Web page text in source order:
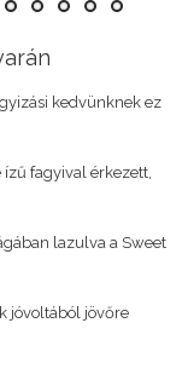
kedvünknek ez
fagyival érkezett,
lazulva a Sweet
jóvoltából jövőre